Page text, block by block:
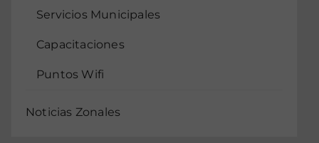
Servicios Municipales
Capacitaciones
Puntos Wifi
Noticias Zonales